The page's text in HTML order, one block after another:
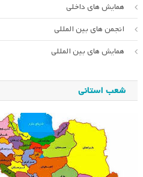
همایش های داخلی
انجمن های بین المللی
همایش های بین المللی
شعب استانی